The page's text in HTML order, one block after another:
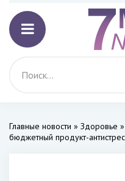
Главные новости » Здоровье
бюджетный продукт-